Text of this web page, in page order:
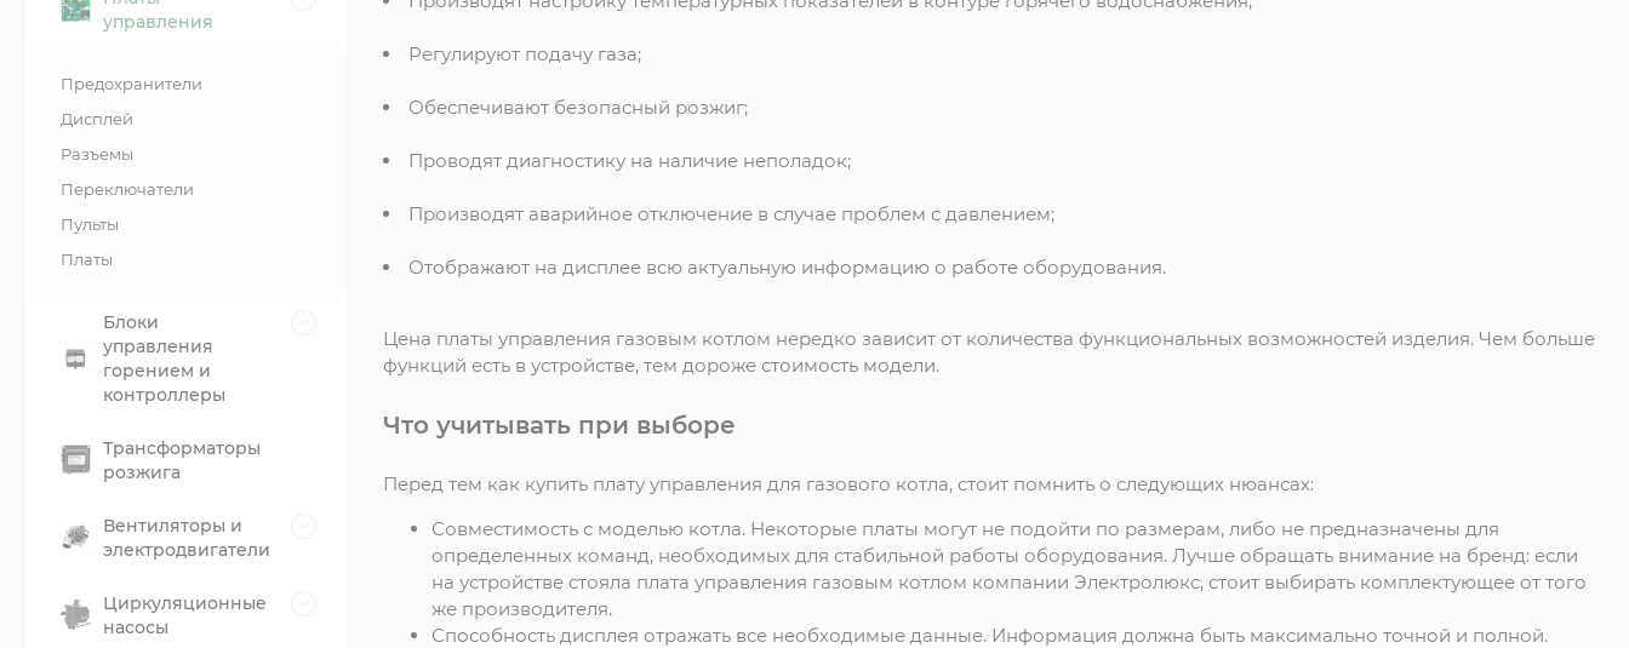
Регулируют подачу газа;
Обеспечивают безопасный розжиг;
Проводят диагностику на наличие неполадок;
Производят аварийное отключение в случае проблем с давлением;
Отображают на дисплее всю актуальную информацию о работе оборудования.
Цена платы управления газовым котлом нередко зависит от количества функциональных возможностей изделия. Чем больше
функций есть в устройстве, тем дороже стоимость модели.
Что учитывать при выборе
Перед тем как купить плату управления для газового котла, стоит помнить о следующих нюансах:
Совместимость с моделью котла. Некоторые платы могут не подойти по размерам, либо не предназначены для
определенных команд, необходимых для стабильной работы оборудования. Лучше обращать внимание на бренд: если
на устройстве стояла плата управления газовым котлом компании Электролюкс, стоит выбирать комплектующее от того
же производителя.
Способность дисплея отражать все необходимые данные. Информация должна быть максимально точной и полной.
управления
Предохранители
Дисплей
Разъемы
Переключатели
Пульты
Платы
Блоки
управления
горением и
контроллеры
Трансформаторы
розжига
Вентиляторы и
электродвигатели
Циркуляционные
насосы